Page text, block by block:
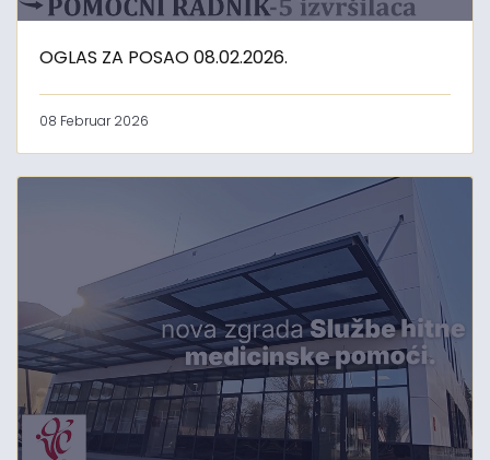
OGLAS ZA POSAO 08.02.2026.
08 Februar 2026